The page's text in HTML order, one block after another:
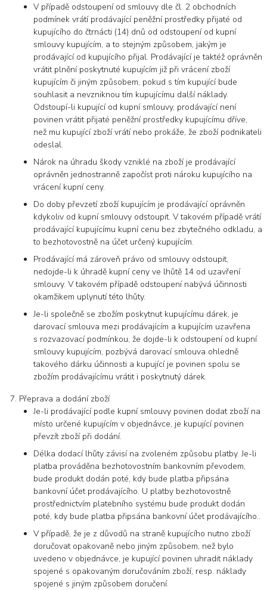
V případě odstoupení od smlouvy dle čl. 2 obchodních
podmínek vrátí prodávající peněžní prostředky přijaté od
kupujícího do čtrnácti (14) dnů od odstoupení od kupní
smlouvy kupujícím, a to stejným způsobem, jakým je
prodávající od kupujícího přijal. Prodávající je taktéž oprávněn
vrátit plnění poskytnuté kupujícím již při vrácení zboží
kupujícím či jiným způsobem, pokud s tím kupující bude
souhlasit a nevzniknou tím kupujícímu další náklady.
Odstoupí-li kupující od kupní smlouvy, prodávající není
povinen vrátit přijaté peněžní prostředky kupujícímu dříve,
než mu kupující zboží vrátí nebo prokáže, že zboží podnikateli
odeslal.
Nárok na úhradu škody vzniklé na zboží je prodávající
oprávněn jednostranně započíst proti nároku kupujícího na
vrácení kupní ceny.
Do doby převzetí zboží kupujícím je prodávající oprávněn
kdykoliv od kupní smlouvy odstoupit. V takovém případě vrátí
prodávající kupujícímu kupní cenu bez zbytečného odkladu, a
to bezhotovostně na účet určený kupujícím.
Prodávající má zároveň právo od smlouvy odstoupit,
nedojde-li k úhradě kupní ceny ve lhůtě 14 od uzavření
smlouvy. V takovém případě odstoupení nabývá účinnosti
okamžikem uplynutí této lhůty.
Je-li společně se zbožím poskytnut kupujícímu dárek, je
darovací smlouva mezi prodávajícím a kupujícím uzavřena
s rozvazovací podmínkou, že dojde-li k odstoupení od kupní
smlouvy kupujícím, pozbývá darovací smlouva ohledně
takového dárku účinnosti a kupující je povinen spolu se
zbožím prodávajícímu vrátit i poskytnutý dárek.
Přeprava a dodání zboží
Je-li prodávající podle kupní smlouvy povinen dodat zboží na
místo určené kupujícím v objednávce, je kupující povinen
převzít zboží při dodání.
Délka dodací lhůty závisí na zvoleném způsobu platby. Je-li
platba prováděna bezhotovostním bankovním převodem,
bude produkt dodán poté, kdy bude platba připsána
bankovní účet prodávajícího. U platby bezhotovostně
prostřednictvím platebního systému bude produkt dodán
poté, kdy bude platba připsána bankovní účet prodávajícího..
V případě, že je z důvodů na straně kupujícího nutno zboží
doručovat opakovaně nebo jiným způsobem, než bylo
uvedeno v objednávce, je kupující povinen uhradit náklady
spojené s opakovaným doručováním zboží, resp. náklady
spojené s jiným způsobem doručení.